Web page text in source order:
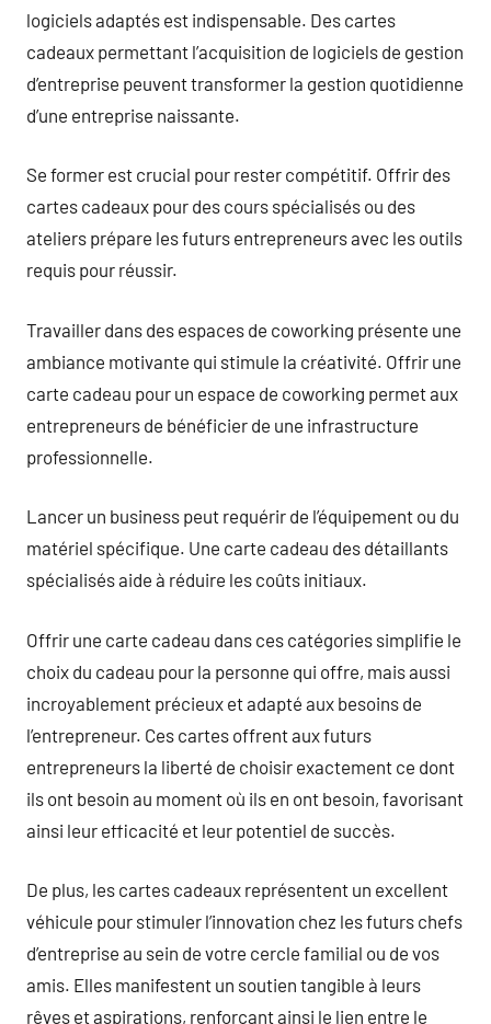
logiciels adaptés est indispensable. Des cartes
cadeaux permettant l’acquisition de logiciels de gestion
d’entreprise peuvent transformer la gestion quotidienne
d’une entreprise naissante.
Se former est crucial pour rester compétitif. Offrir des
cartes cadeaux pour des cours spécialisés ou des
ateliers prépare les futurs entrepreneurs avec les outils
requis pour réussir.
Travailler dans des espaces de coworking présente une
ambiance motivante qui stimule la créativité. Offrir une
carte cadeau pour un espace de coworking permet aux
entrepreneurs de bénéficier de une infrastructure
professionnelle.
Lancer un business peut requérir de l’équipement ou du
matériel spécifique. Une carte cadeau des détaillants
spécialisés aide à réduire les coûts initiaux.
Offrir une carte cadeau dans ces catégories simplifie le
choix du cadeau pour la personne qui offre, mais aussi
incroyablement précieux et adapté aux besoins de
l’entrepreneur. Ces cartes offrent aux futurs
entrepreneurs la liberté de choisir exactement ce dont
ils ont besoin au moment où ils en ont besoin, favorisant
ainsi leur efficacité et leur potentiel de succès.
De plus, les cartes cadeaux représentent un excellent
véhicule pour stimuler l’innovation chez les futurs chefs
d’entreprise au sein de votre cercle familial ou de vos
amis. Elles manifestent un soutien tangible à leurs
rêves et aspirations, renforçant ainsi le lien entre le